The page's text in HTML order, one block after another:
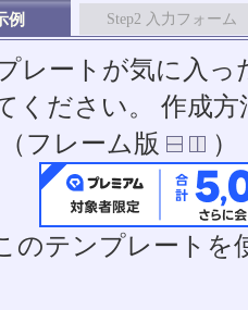
例 Step2 入力フォーム
レートが気に入っ
ください。 作成
フレーム版
）
のテンプレート